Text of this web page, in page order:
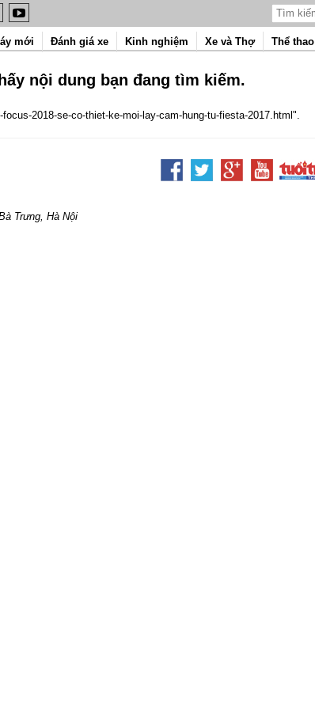
mới Đánh giá xe Kinh nghiệm Xe và Thợ Thể thao
nội dung bạn đang tìm kiếm.
2018-se-co-thiet-ke-moi-lay-cam-hung-tu-fiesta-2017.html".
Trưng, Hà Nội